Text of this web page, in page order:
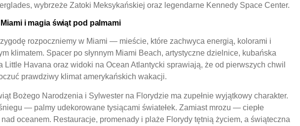
wybrzeże Zatoki Meksykańskiej oraz legendarne Kennedy Space Center.
i magia świąt pod palmami
rozpoczniemy w Miami — mieście, które zachwyca energią, kolorami i
klimatem. Spacer po słynnym Miami Beach, artystyczne dzielnice, kubańska
Little Havana oraz widoki na Ocean Atlantycki sprawiają, że od pierwszych chwil
prawdziwy klimat amerykańskich wakacji.
Bożego Narodzenia i Sylwester na Florydzie ma zupełnie wyjątkowy charakter.
— palmy udekorowane tysiącami światełek. Zamiast mrozu — ciepłe
oceanem. Restauracje, promenady i plaże Florydy tętnią życiem, a świąteczna